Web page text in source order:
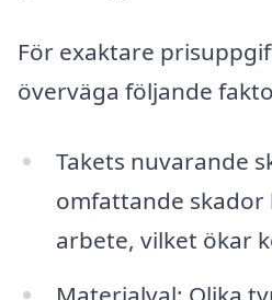
För exaktare
överväga följande
Takets nuvarande
omfattande skador
arbete, vilket ökar